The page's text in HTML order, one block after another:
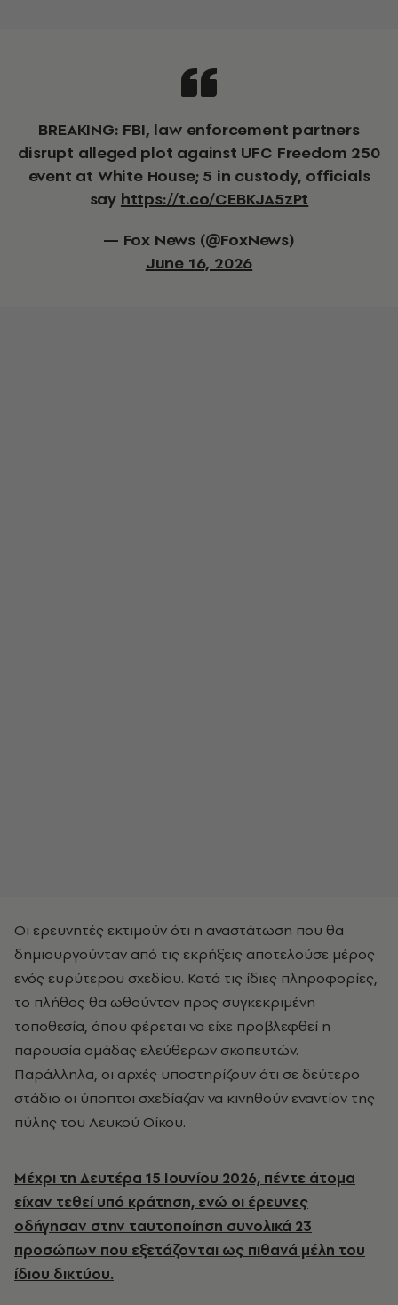
BREAKING: FBI, law enforcement partners
disrupt alleged plot against UFC Freedom 250
event at White House; 5 in custody, officials
say https://t.co/CEBKJA5zPt
— Fox News (@FoxNews)
June 16, 2026
Οι ερευνητές εκτιμούν ότι η αναστάτωση που θα
δημιουργούνταν από τις εκρήξεις αποτελούσε μέρος
ενός ευρύτερου σχεδίου. Κατά τις ίδιες πληροφορίες,
το πλήθος θα ωθούνταν προς συγκεκριμένη
τοποθεσία, όπου φέρεται να είχε προβλεφθεί η
παρουσία ομάδας ελεύθερων σκοπευτών.
Παράλληλα, οι αρχές υποστηρίζουν ότι σε δεύτερο
στάδιο οι ύποπτοι σχεδίαζαν να κινηθούν εναντίον της
πύλης του Λευκού Οίκου.
Μέχρι τη Δευτέρα 15 Ιουνίου 2026, πέντε άτομα
είχαν τεθεί υπό κράτηση, ενώ οι έρευνες
οδήγησαν στην ταυτοποίηση συνολικά 23
προσώπων που εξετάζονται ως πιθανά μέλη του
ίδιου δικτύου.